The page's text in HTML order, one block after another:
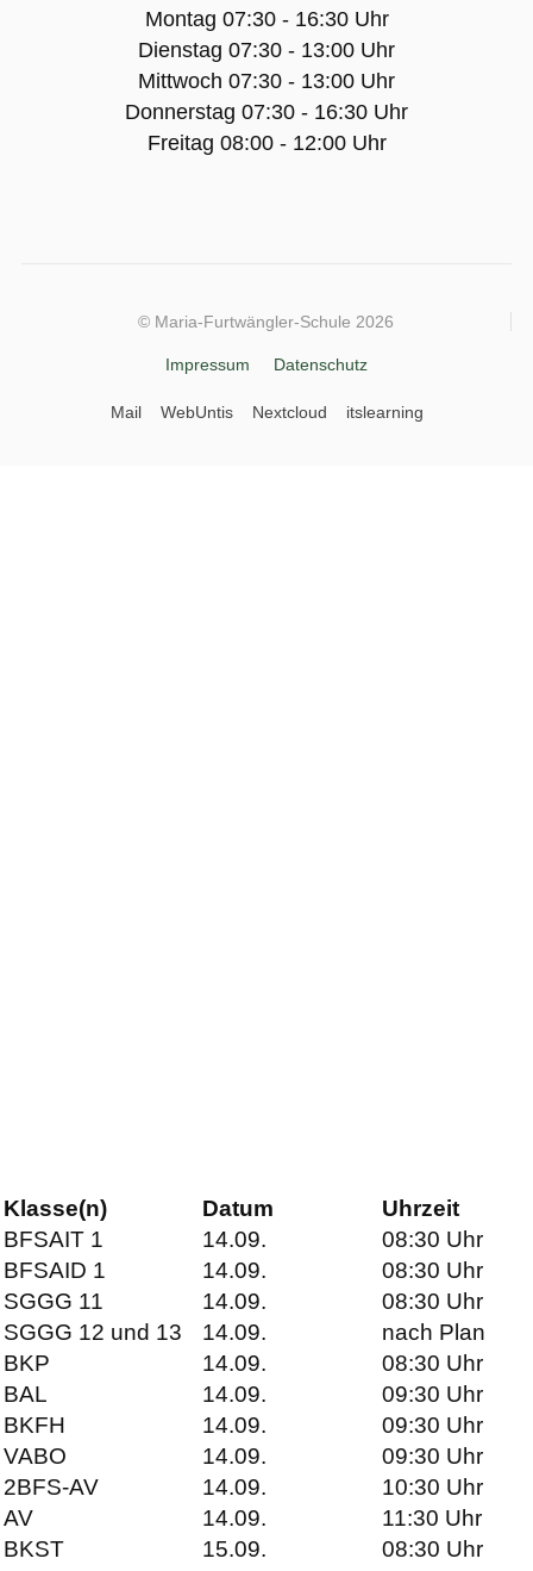
Zweiter Bildungsweg:
Einjähriges Berufskolleg
Fachhochschulreife
Berufsaufbauschule
Gesundheit und Pflege
ANMELDUNGEN
SERVICE
Downloads / Formulare
Linkliste
Unterrichtszeiten und Ferien
Montag 07:30 - 16:30 Uhr
Dienstag 07:30 - 13:00 Uhr
Mittwoch 07:30 - 13:00 Uhr
Donnerstag 07:30 - 16:30 Uhr
Freitag 08:00 - 12:00 Uhr
© Maria-Furtwängler-Schule 2026
Impressum Datenschutz
Mail WebUntis Nextcloud itslearning
Klasse(n) Datum
Uhrzeit
BFSAIT 1
14.09.
08:30 Uhr
BFSAID 1
14.09.
08:30 Uhr
SGGG 11
14.09.
08:30 Uhr
SGGG 12 und 13
14.09.
nach Plan
BKP
14.09.
08:30 Uhr
BAL
14.09.
09:30 Uhr
BKFH
14.09.
09:30 Uhr
VABO
14.09.
09:30 Uhr
2BFS-AV
14.09.
10:30 Uhr
AV
14.09.
11:30 Uhr
BKST
15.09.
08:30 Uhr